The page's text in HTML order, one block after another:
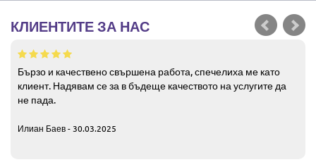
КЛИЕНТИТЕ ЗА НАС
Бързо и качествено свършена работа, спечелиха ме като
клиент. Надявам се за в бъдеще качеството на услугите да
не пада.
Илиан Баев - 30.03.2025